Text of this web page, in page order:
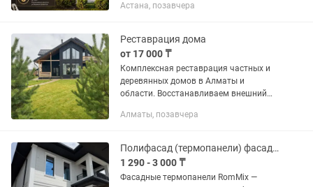
полным обновлением фасада и
Реставрацию...
Астана, позавчера
Реставрация дома
от 17 000 ₸
Комплексная реставрация частных и
деревянных домов в Алматы и
области. Восстанавливаем внешний
полным обновлением фасада и
Реставрацию...
Алматы, позавчера
Полифасад (термопанели) фасадные панели под ключ, с монтажом
1 290 - 3 000 ₸
Фасадные термопанели RomMix —